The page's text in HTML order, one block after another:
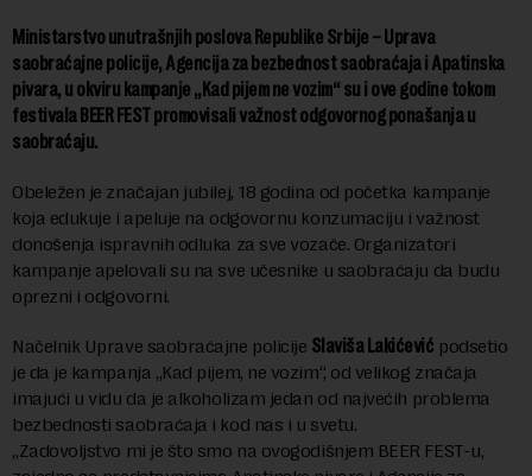
Ministarstvo unutrašnjih poslova Republike Srbije – Uprava
saobraćajne policije, Agencija za bezbednost saobraćaja i Apatinska
pivara, u okviru kampanje „Kad pijem ne vozim“ su i ove godine tokom
festivala BEER FEST promovisali važnost odgovornog ponašanja u
saobraćaju.
Obeležen je značajan jubilej, 18 godina od početka kampanje
koja edukuje i apeluje na odgovornu konzumaciju i važnost
donošenja ispravnih odluka za sve vozače. Organizatori
kampanje apelovali su na sve učesnike u saobraćaju da budu
oprezni i odgovorni.
Načelnik Uprave saobraćajne policije Slaviša Lakićević podsetio
je da je kampanja „Kad pijem, ne vozim“, od velikog značaja
imajući u vidu da je alkoholizam jedan od najvećih problema
bezbednosti saobraćaja i kod nas i u svetu.
„Zadovoljstvo mi je što smo na ovogodišnjem BEER FEST-u,